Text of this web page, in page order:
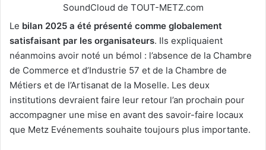
SoundCloud de TOUT-METZ.com
Le bilan 2025 a été présenté comme globalement
satisfaisant par les organisateurs. Ils expliquaient
néanmoins avoir noté un bémol : l’absence de la Chambre
de Commerce et d’Industrie 57 et de la Chambre de
Métiers et de l’Artisanat de la Moselle. Les deux
institutions devraient faire leur retour l’an prochain pour
accompagner une mise en avant des savoir-faire locaux
que Metz Evénements souhaite toujours plus importante.